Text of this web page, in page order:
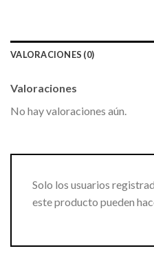
VALORACIONES (0)
Valoraciones
No hay valoraciones aún.
Solo los usuarios
este producto pueden